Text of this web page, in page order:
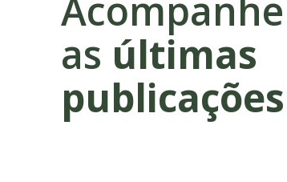
Acompanhe
as últimas
publicações